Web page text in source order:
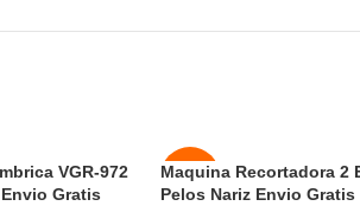
VGR-972
Gratis
-50%
Maquina Recortadora 2
Pelos Nariz Envio Gratis